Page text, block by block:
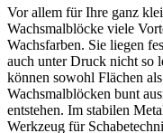
Vor allem für Ihre ganz
Wachsmalblöcke viele
Wachsfarben. Sie liegen
auch unter Druck nicht so
können sowohl Flächen
Wachsmalblöcken bunt
entstehen. Im stabilen
Werkzeug für